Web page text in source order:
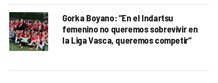
Gorka Boyano: “En el Indartsu
femenino no queremos sobrevivir en
la Liga Vasca, queremos competir”